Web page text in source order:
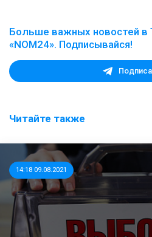
Больше важных новостей в
«NOM24». Подписывайся!
Читайте также
14:18 09.08.2021